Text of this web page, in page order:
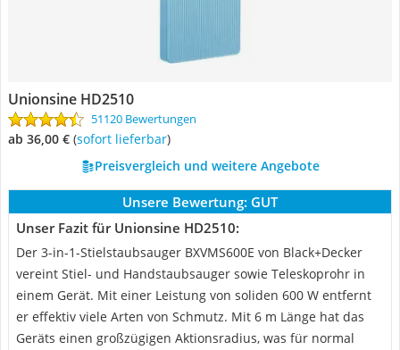
Unionsine HD2510
51120 Bewertungen
ab 36,00 € ( Sofort lieferbar)
Preisvergleich und weitere Angebote
Unsere Bewertung: GUT
Unser Fazit für Unionsine HD2510:
Der 3-in-1-Stielstaubsauger BXVMS600E von Black+Decker
vereint Stiel- und Handstaubsauger sowie Teleskoprohr in
einem Gerät. Mit einer Leistung von soliden 600 W entfernt
er effektiv viele Arten von Schmutz. Mit 6 m Länge hat das
Geräts einen großzügigen Aktionsradius, was für normal